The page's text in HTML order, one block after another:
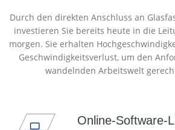
Durch den direkten Anschluss an
investieren Sie bereits heute in die
morgen. Sie erhalten
Geschwindigkeitsverlust, um den
wandelnden Arbeitswelt
Online-Software-